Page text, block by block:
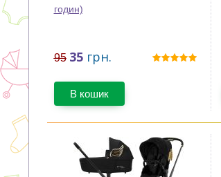
годин)
95 35 грн.
В кошик